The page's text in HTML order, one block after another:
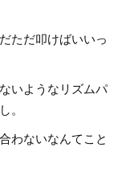
ただ叩けばいいっ
いようなリズムパ
。
わないなんてこと